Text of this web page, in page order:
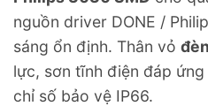
nguồn driver DONE /
sáng ổn định. Thân vỏ
lực, sơn tĩnh điện đáp
chỉ số bảo vệ IP66.